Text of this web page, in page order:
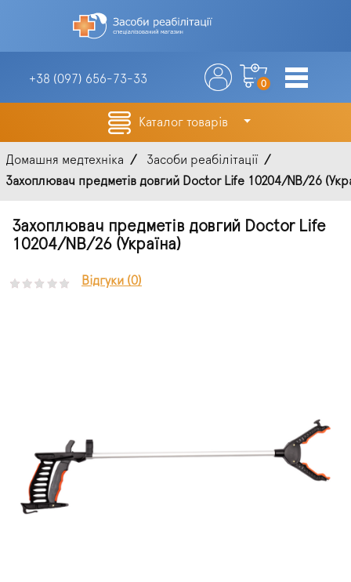
+38 (097) 656-73-33 0
Каталог товарів
Домашня медтехніка
Засоби реабілітації
Захоплювач предметів довгий Doctor Life 10204/NB/26
Захоплювач предметів довгий Doctor Life
10204/NB/26 (Україна)
Відгуки (0)